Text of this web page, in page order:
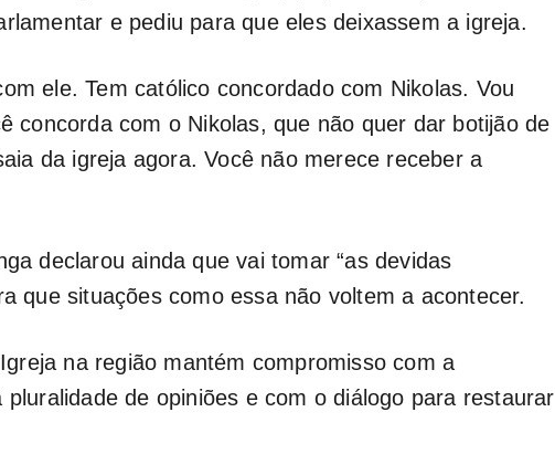
e pediu para que eles deixassem a igreja.
ele. Tem católico concordado com Nikolas. Vou
concorda com o Nikolas, que não quer dar botijão de
da igreja agora. Você não merece receber a
declarou ainda que vai tomar “as devidas
que situações como essa não voltem a acontecer.
na região mantém compromisso com a
de opiniões e com o diálogo para restaurar